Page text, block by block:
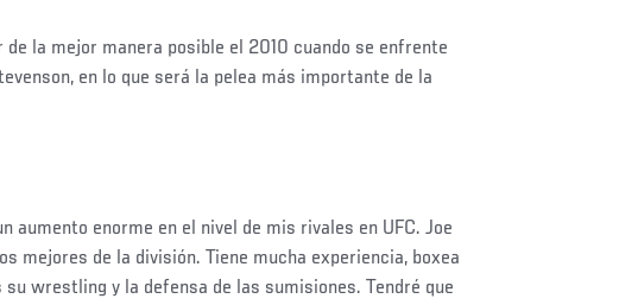
de la mejor manera posible el 2010 cuando se enfrente
en lo que será la pelea más importante de la
aumento enorme en el nivel de mis rivales en UFC. Joe
mejores de la división. Tiene mucha experiencia, boxea
wrestling y la defensa de las sumisiones. Tendré que